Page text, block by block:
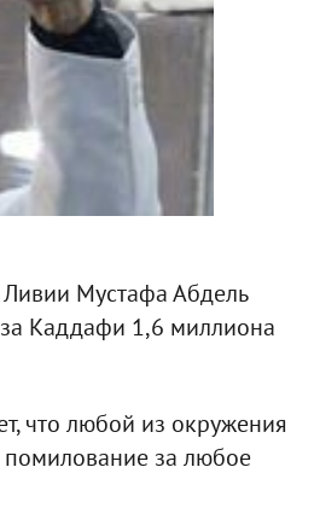
Мустафа Абдель
за Каддафи 1,6 миллиона
что любой из окружения
помилование за любое